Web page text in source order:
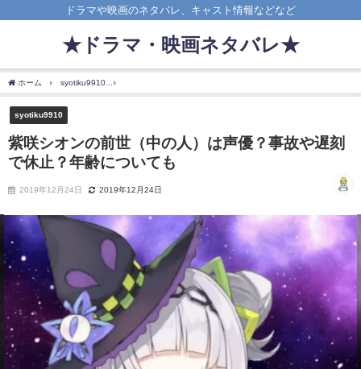
ドラマや映画のネタバレ、キャスト情報などなど
★ドラマ・映画ネタバレ★
ホーム syotiku9910
syotiku9910
紫咲シオンの前世（中の人）は声優？事故や遅刻
で休止？年齢についても
2019年12月24日 2019年12月24日